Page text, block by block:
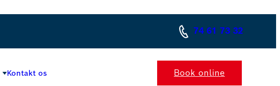
74 61 73 32
Kontakt os Book online